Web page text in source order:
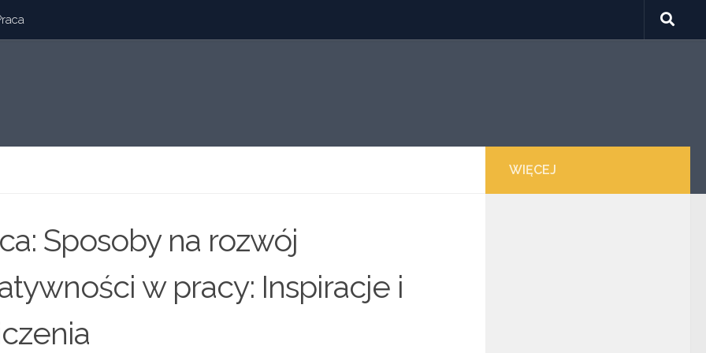
Sposoby na rozwój
w pracy: Inspiracje i
WIĘCEJ